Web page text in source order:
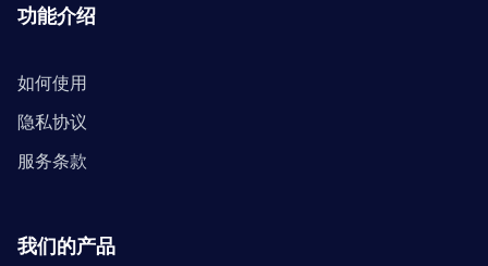
功能介绍
如何使用
隐私协议
服务条款
我们的产品